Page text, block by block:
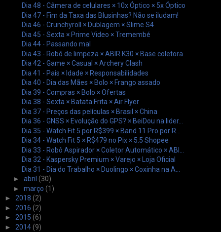
Dia 48 - Câmera de celulares × 10x Óptico × 5x Óptico
Dia 47 - Fim da Taxa das Blusinhas? Não se iludam!
Dia 46 - Crunchyroll × Dublagem × Slime S4
Dia 45 - Sexta × Prime Video × Tremembé
Dia 44 - Passando mal
Dia 43 - Robô de limpeza × ABIR K30 × Base coletora
Dia 42 - Game × Casual × Archery Clash
Dia 41 - Pais × Idade × Responsabilidades
Dia 40 - Dia das Mães × Bolo × Frango assado
Dia 39 - Compras × Bolo × Ofertas
Dia 38 - Sexta × Batata Frita × Air Flyer
Dia 37 - Preços das películas × Brasil × China
Dia 36 - GNSS × Evolução do GPS? × BeiDou na lider...
Dia 35 - Watch Fit 5 por R$399 × Band 11 Pro por R...
Dia 34 - Watch Fit 5 × R$479 no Pix × 5.5 Shopee
Dia 33 - Robô Aspirador × Coletor Automático × ABI...
Dia 32 - Kaspersky Premium × Varejo × Loja Oficial
Dia 31 - Dia do Trabalho × Duolingo × Coxinha na A...
► abril (30)
► março (1)
► 2018 (2)
► 2016 (2)
► 2015 (6)
► 2014(9)